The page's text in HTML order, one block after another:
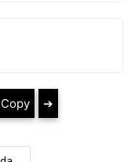
Copy ➔